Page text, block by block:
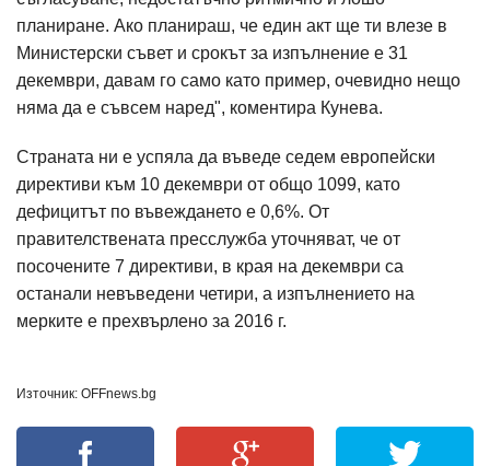
планиране. Ако планираш, че един акт ще ти влезе в
Министерски съвет и срокът за изпълнение е 31
декември, давам го само като пример, очевидно нещо
няма да е съвсем наред", коментира Кунева.
Страната ни е успяла да въведе седем европейски
директиви към 10 декември от общо 1099, като
дефицитът по въвеждането е 0,6%. От
правителствената пресслужба уточняват, че от
посочените 7 директиви, в края на декември са
останали невъведени четири, а изпълнението на
мерките е прехвърлено за 2016 г.
Източник: OFFnews.bg